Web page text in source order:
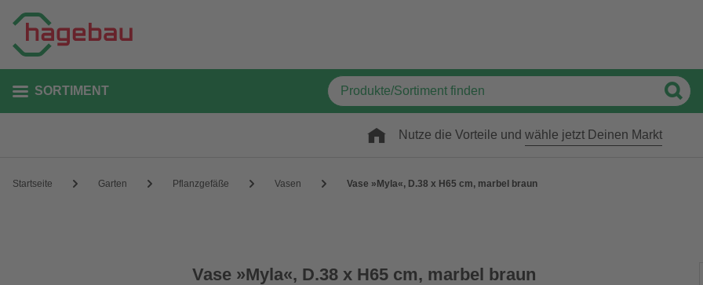
SORTIMENT
Nutze die Vorteile und wähle jetzt Deinen Markt
Startseite Garten Pflanzgefäße Vasen Vase »Myla«, D.38 x H65 cm, marbel braun
Vase »Myla«, D.38 x H65 cm, marbel braun